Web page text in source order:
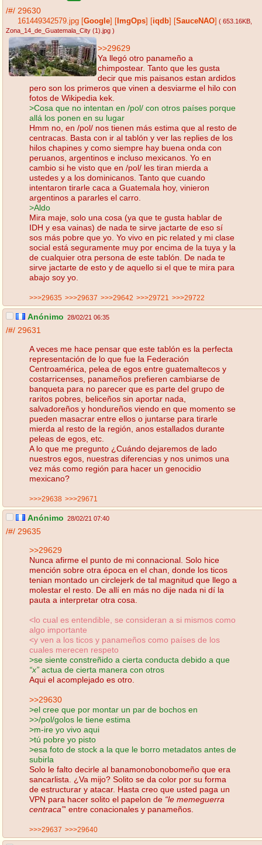
/#/ 29630
161449342579.jpg Google ImgOps iqdb SauceNAO ( 653.16KB
Zona_14_de_Guatemala_City (1).jpg )
>>29629
Ya llegó otro panameño a
chimpostear. Tanto que les gusta
decir que mis paisanos estan ardidos
pero son los primeros que vinen a desviarme el hilo con
fotos de Wikipedia kek.
>Cosa que no intentan en /pol/ con otros países porque
allá los ponen en su lugar
Hmm no, en /pol/ nos tienen más estima que al resto de
centracas. Basta con ir al tablón y ver las replies de los
hilos chapines y como siempre hay buena onda con
peruanos, argentinos e incluso mexicanos. Yo en
cambio si he visto que en /pol/ les tiran mierda a
ustedes y a los dominicanos. Tanto que cuando
intentaron tirarle caca a Guatemala hoy, vinieron
argentinos a pararles el carro.
>Aldo
Mira maje, solo una cosa (ya que te gusta hablar de
IDH y esa vainas) de nada te sirve jactarte de eso sí
sos más pobre que yo. Yo vivo en pic related y mi clase
social está seguramente muy por encima de la tuya y la
de cualquier otra persona de este tablón. De nada te
sirve jactarte de esto y de aquello si el que te mira para
abajo soy yo.
>>>29635 >>>29637 >>>29642 >>>29721 >>>29722
Anónimo 28/02/21 06:35
/#/ 29631
A veces me hace pensar que este tablón es la perfecta
representación de lo que fue la Federación
Centroamérica, pelea de egos entre guatemaltecos y
costarricenses, panameños prefieren cambiarse de
banqueta para no parecer que es parte del grupo de
raritos pobres, beliceños sin aportar nada,
salvadoreños y hondureños viendo en que momento se
pueden masacrar entre ellos o juntarse para tirarle
mierda al resto de la región, anos estallados durante
peleas de egos, etc.
A lo que me pregunto ¿Cuándo dejaremos de lado
nuestros egos, nuestras diferencias y nos unimos una
vez más como región para hacer un genocidio
mexicano?
>>>29638 >>>29671
Anónimo 28/02/21 07:40
/#/ 29635
>>29629
Nunca afirme el punto de mi connacional. Solo hice
mención sobre otra época en el chan, donde los ticos
tenian montado un circlejerk de tal magnitud que llego a
molestar el resto. De allí en más no dije nada ni dí la
pauta a interpretar otra cosa.
<lo cual es entendible, se consideran a si mismos como
algo importante
<y ven a los ticos y panameños como países de los
cuales merecen respeto
>se siente constreñido a cierta conducta debido a que
“x” actua de cierta manera con otros
Aqui el acomplejado es otro.
>>29630
>el cree que por montar un par de bochos en
>>/pol/golos le tiene estima
>m-ire yo vivo aqui
>tú pobre yo pisto
>esa foto de stock a la que le borro metadatos antes de
subirla
Solo le falto decirle al banamonobonobomeño que era
sancarlista. ¿Va mijo? Solito se da color por su forma
de estructurar y atacar. Hasta creo que usted paga un
VPN para hacer solito el papelon de “le memeguerra
centraca”' entre conacionales y panameños.
>>>29637 >>>29640